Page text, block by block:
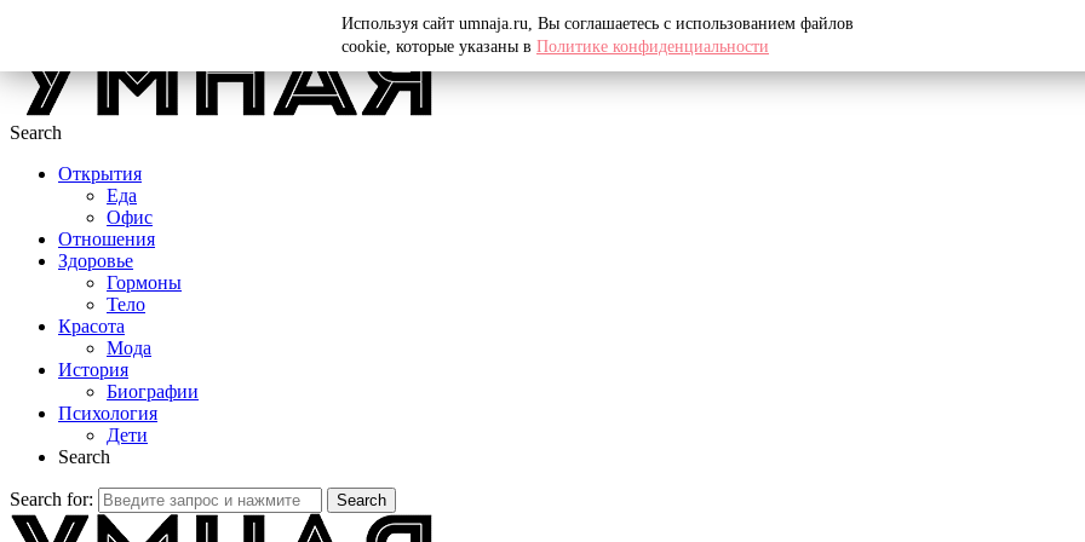
Search
Открытия
Еда
Офис
Отношения
Здоровье
Гормоны
Тело
Красота
Мода
История
Биографии
Психология
Дети
Search
Search for: Search
Используя сайт umnaja.ru, Вы соглашаетесь с использованием файлов
cookie, которые указаны в Политике конфиденциальности